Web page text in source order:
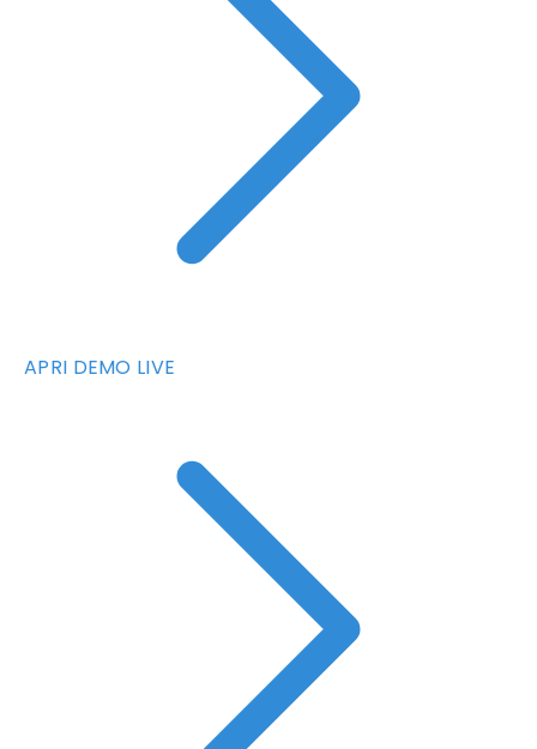
APRI DEMO LIVE